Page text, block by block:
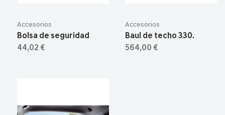
Accesorios
Bolsa de seguridad
44,02 €
Accesorios
Baul de techo 330.
564,00 €